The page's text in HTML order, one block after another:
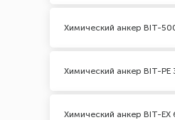
Химический анкер BIT-
Химический анкер BIT-
Химический анкер BIT-